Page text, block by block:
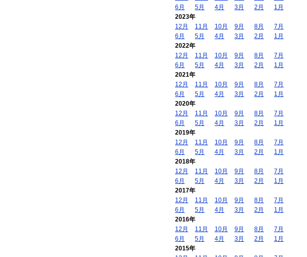
6月
5月 4月 3月 2月
1月
2023年
12月
11月 10月 9月 8月
7月
6月
5月 4月 3月 2月
1月
2022年
12月
11月 10月 9月 8月
7月
6月
5月 4月 3月 2月
1月
2021年
12月
11月 10月 9月 8月
7月
6月
5月 4月 3月 2月
1月
2020年
12月
11月 10月 9月 8月
7月
6月
5月 4月 3月 2月
1月
2019年
12月
11月 10月 9月 8月
7月
6月
5月 4月 3月 2月
1月
2018年
12月
11月 10月 9月 8月
7月
6月
5月 4月 3月 2月
1月
2017年
12月
11月 10月 9月 8月
7月
6月
5月 4月 3月 2月
1月
2016年
12月
11月 10月 9月 8月
7月
6月
5月 4月 3月 2月
1月
2015年